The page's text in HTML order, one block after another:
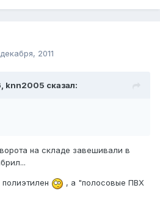
2011
knn2005 сказал:
на складе завешивали в
, а "полосовые ПВХ